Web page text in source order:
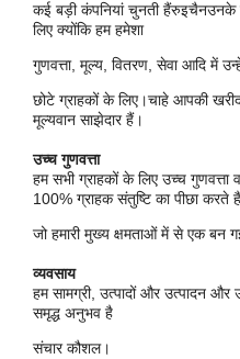
कई बड़ी कंपनियां चुनती हैंरुइचैनउनके
लिए क्योंकि हम हमेशा
गुणवत्ता, मूल्य, वितरण, सेवा आदि में
छोटे ग्राहकों के लिए।चाहे आपकी खरीद
मूल्यवान साझेदार हैं।
उच्च गुणवत्ता
हम सभी ग्राहकों के लिए उच्च गुणवत्ता
100% ग्राहक संतुष्टि का पीछा करते
जो हमारी मुख्य क्षमताओं में से एक बन
व्यवसाय
हम सामग्री, उत्पादों और उत्पादन और
समृद्ध अनुभव है
संचार कौशल।